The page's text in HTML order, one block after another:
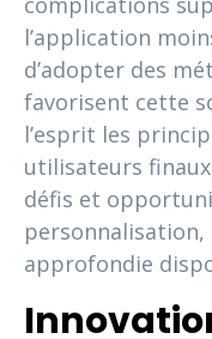
l’application
d’adopter des
favorisent cette
l’esprit les
utilisateurs
défis et
personnalisation,
approfondie